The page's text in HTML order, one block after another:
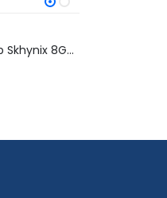
Ram Laptop Skhynix 8GB DDR4 3200AA